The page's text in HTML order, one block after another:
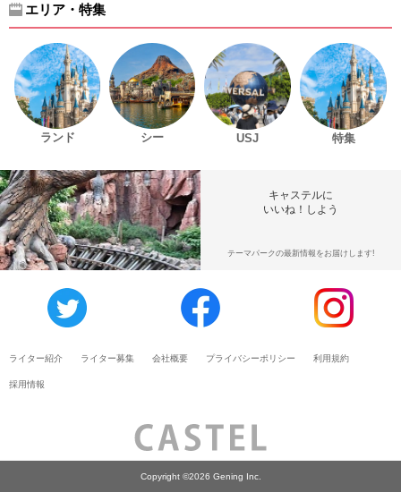
エリア・特集
ランド シー USJ 特集
キャステルに
いいね！しよう
テーマパークの最新情報をお届けします!
ライター紹介 ライター募集 会社概要 プライバシーポリシー 利用規約
採用情報
Copyright ©2026 Gening Inc.